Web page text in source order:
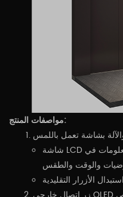
مواصفات المنتج:
شاشة LCD شبكية العين عالية الوضوح، توفر معلومات في